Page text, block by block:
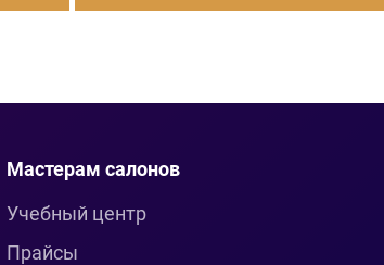
Мастерам салонов
Учебный центр
Прайсы